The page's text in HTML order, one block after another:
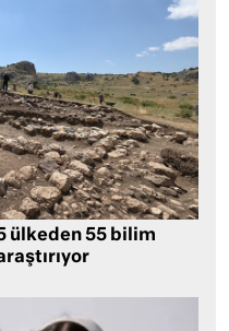
ülkeden 55 bilim